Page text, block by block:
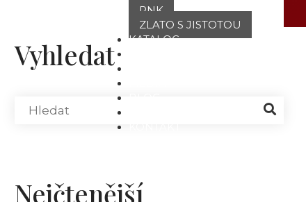
PNK
ZLATO S JISTOTOU
KATALOG
Vyhledat
Nejčtenější